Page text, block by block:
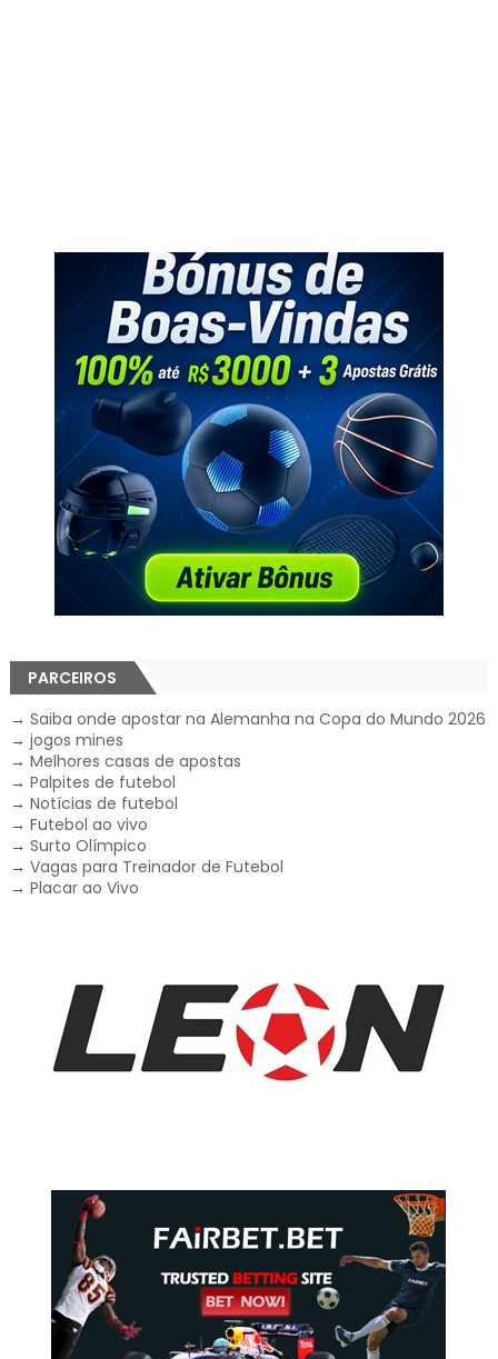
PARCEIROS
→ Saiba onde apostar na Alemanha na Copa do Mundo 2026
→ jogos mines
→ Melhores casas de apostas
→ Palpites de futebol
→ Notícias de futebol
→ Futebol ao vivo
→ Surto Olímpico
→ Vagas para Treinador de Futebol
→ Placar ao Vivo